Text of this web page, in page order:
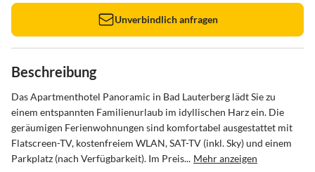
Unverbindlich anfragen
Beschreibung
Das Apartmenthotel Panoramic in Bad Lauterberg lädt Sie zu
einem entspannten Familienurlaub im idyllischen Harz ein. Die
geräumigen Ferienwohnungen sind komfortabel ausgestattet mit
Flatscreen-TV, kostenfreiem WLAN, SAT-TV (inkl. Sky) und einem
Parkplatz (nach Verfügbarkeit). Im Preis... Mehr anzeigen